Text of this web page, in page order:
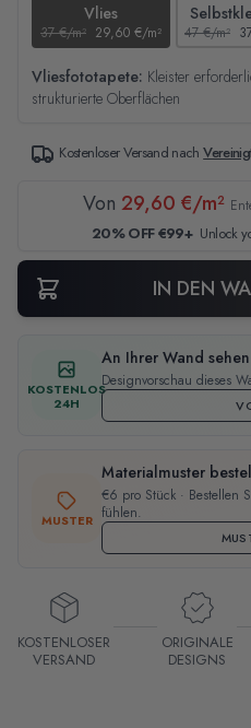
Vlies
37 €/m² 29,60 €/m² 47 €/m²
Vliesfototapete: Kleister
strukturierte Oberflächen
Kostenloser Versand nach
Von 29,60 €/m²
20% OFF €99+ Unlock
IN DEN
KOSTENLOS
24H
An Ihrer Wand sehen
Designvorschau dieses
MUSTER
Materialmuster
€6 pro Stück · Bestellen
fühlen.
KOSTENLOSER
VERSAND
ORIGINALE
DESIGNS